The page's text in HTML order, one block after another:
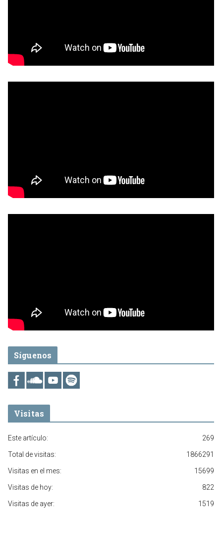
Síguenos
Visitas
269
Este artículo:
1866291
Total de visitas:
15699
Visitas en el mes:
822
Visitas de hoy:
1519
Visitas de ayer: